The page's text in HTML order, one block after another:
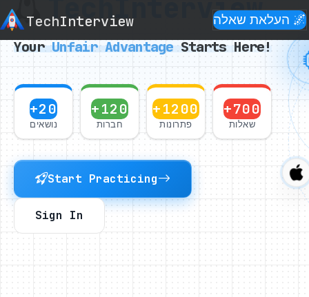
🌌 העלאת שאלה TechInterview
TechInterview
YourUnfairAdvantage Starts Here!
+20
נושאים
+120
חברות
+1200
פתרונות
+700
שאלות
Start Practicing
Sign In